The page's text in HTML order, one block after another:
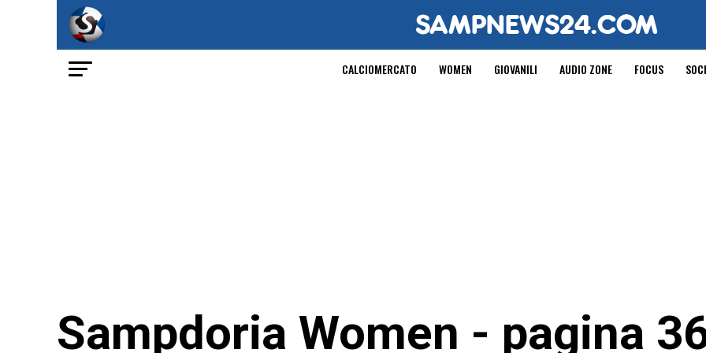
CALCIOMERCATO WOMEN GIOVANILI AUDIO ZONE FOCUS
Sampdoria Women - pagina